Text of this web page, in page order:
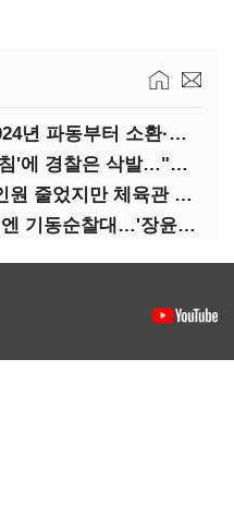
홍명보 선임 논란 2년…2024년 파동부터 소환·압색까지
(폴리스라인)'순환근무 방침'에 경찰은 삭발…"베테랑·수사력 보강 먼저"
'올공 시위' 2개월…집회 인원 줄었지만 체육관 봉쇄 계속
'신림동·서현역 칼부림' 뒤엔 기동순찰대…'장윤기 은폐·조작' 후엔 내부비리수사대